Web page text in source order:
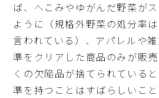
ば、へこみやゆがんだ野菜が
ように（規格外野菜の処分率
言われている）、アパレルや
準をクリアした商品のみが販
くの欠陥品が捨てられている
準を持つことはすばらしいこと